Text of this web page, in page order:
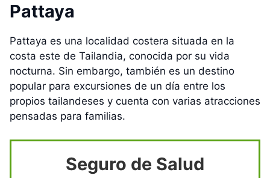
Pattaya
Pattaya es una localidad costera situada en la
costa este de Tailandia, conocida por su vida
nocturna. Sin embargo, también es un destino
popular para excursiones de un día entre los
propios tailandeses y cuenta con varias atracciones
pensadas para familias.
Seguro de Salud